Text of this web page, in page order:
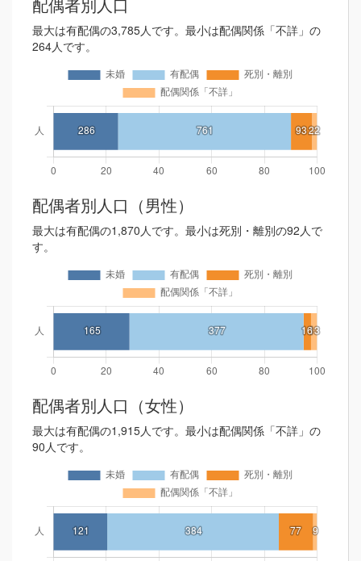
最大は有配偶の3,785人です。最小は配偶関係「不詳」の
264人です。
配偶者別人口（男性）
最大は有配偶の1,870人です。最小は死別・離別の92人で
す。
配偶者別人口（女性）
最大は有配偶の1,915人です。最小は配偶関係「不詳」の
90人です。